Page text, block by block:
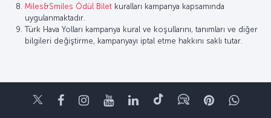
Miles&Smiles Ödül Bilet kuralları kampanya kapsamında
uygulanmaktadır.
Türk Hava Yolları kampanya kural ve koşullarını, tanımları ve diğer
bilgileri değiştirme, kampanyayı iptal etme hakkını saklı tutar.
TwitterFacebookInstagram
YoutubeLinkedIn
TiktokBlogPinterest